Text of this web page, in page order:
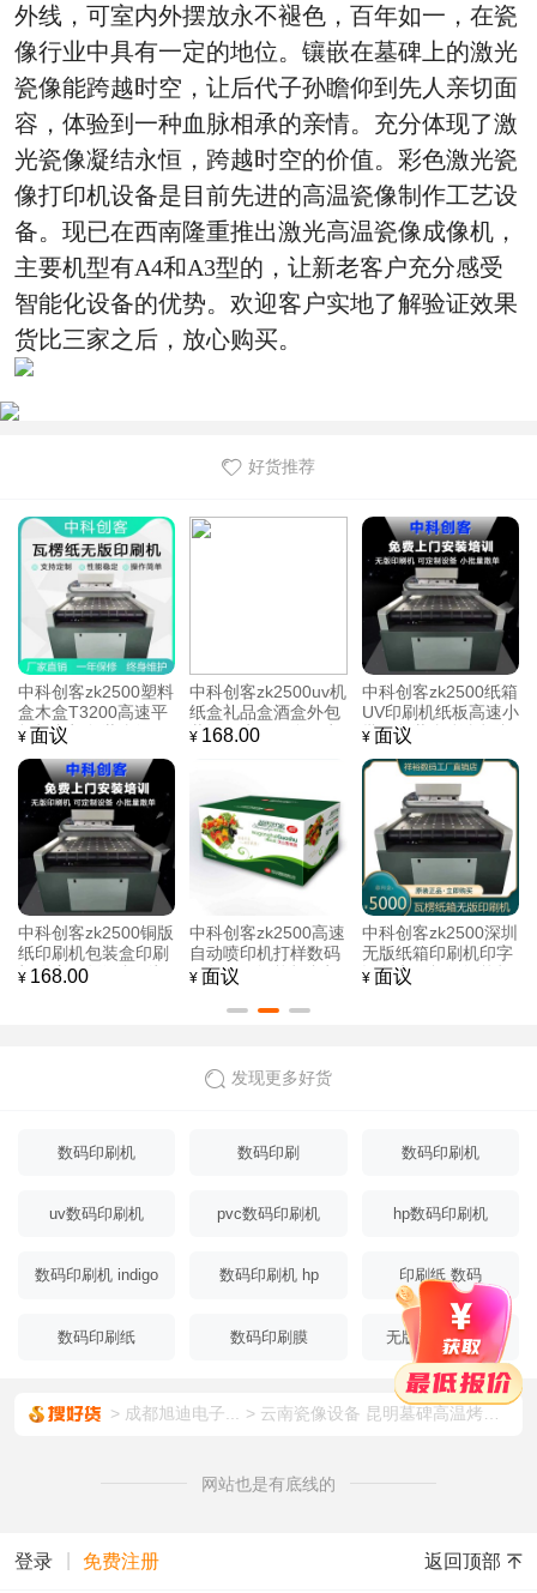
外线，可室内外摆放永不褪色，百年如一，在瓷
像行业中具有一定的地位。镶嵌在墓碑上的激光
瓷像能跨越时空，让后代子孙瞻仰到先人亲切面
容，体验到一种血脉相承的亲情。充分体现了激
光瓷像凝结永恒，跨越时空的价值。彩色激光瓷
像打印机设备是目前先进的高温瓷像制作工艺设
备。现已在西南隆重推出激光高温瓷像成像机，
主要机型有A4和A3型的，让新老客户充分感受
智能化设备的优势。欢迎客户实地了解验证效果
货比三家之后，放心购买。
好货推荐
中科创客zk2500塑料
盒木盒T3200高速平
板打印机包装盒纸箱
快速打印设备
¥ 面议
中科创客zk2500uv机
纸盒礼品盒酒盒外包
装纸箱水果箱金银卡
¥ 168.00
中科创客zk2500纸箱
UV印刷机纸板高速小
批量包装盒彩盒打印
¥ 面议
中科创客zk2500铜版
纸印刷机包装盒印刷
机供应铜版纸印刷机
¥ 168.00
中科创客zk2500高速
自动喷印机打样数码
无版纸箱智能打印机
¥ 面议
中科创客zk2500深圳
无版纸箱印刷机印字
设备电子标签智能打
¥ 面议
发现更多好货
数码印刷机 数码印刷 数码印刷机
uv数码印刷机
pvc数码印刷机 hp数码印刷机
数码印刷机 indigo 数码印刷机 hp 印刷纸 数码
数码印刷纸 数码印刷膜 无版数码印刷机
成都旭迪电子... 云南瓷像设备 昆明墓碑高温烤瓷像设备 曲靖墓碑瓷像制作打印机设备 旭迪数码墓碑烤瓷像机厂家
网站也是有底线的
登录 免费注册 返回顶部